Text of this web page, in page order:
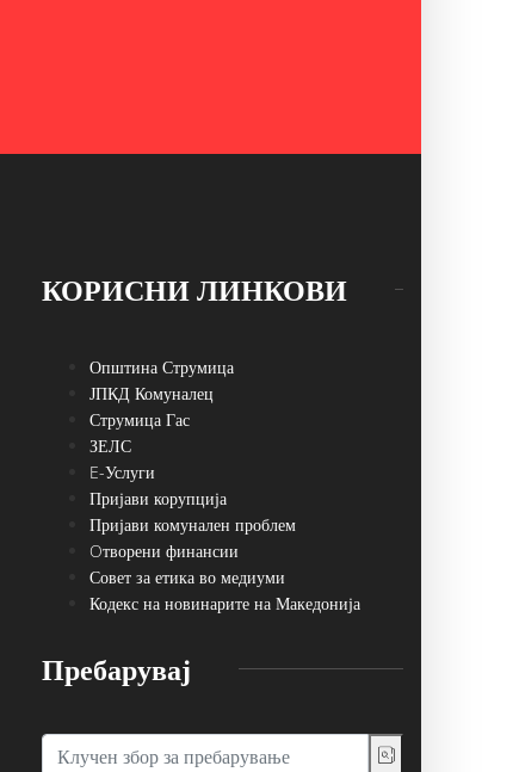
КОРИСНИ ЛИНКОВИ
Општина Струмица
ЈПКД Комуналец
Струмица Гас
ЗЕЛС
E-Услуги
Пријави корупција
Пријави комунален проблем
Oтворени финансии
Совет за етика во медиуми
Кодекс на новинарите на Македонија
Пребарувај